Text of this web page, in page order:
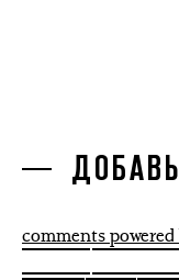
comments